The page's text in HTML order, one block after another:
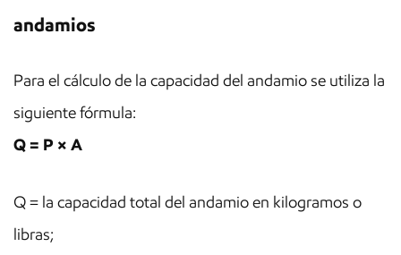
andamios
Para el cálculo de la capacidad del andamio se utiliza la
siguiente fórmula:
Q = P × A
Q = la capacidad total del andamio en kilogramos o
libras;